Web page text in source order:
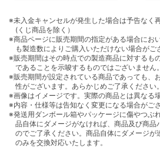
※未入金キャンセルが発生した場合は予告なく
(くじ商品を除く）
※商品ページに販売期間の指定がある場合にお
も製造数によりご購入いただけない場合がご
※販売期間はその時点での製造商品に対するも
であることを示唆するものではございません。
※販売期間が設定されている商品であっても、
性がございます。あらかじめご了承ください。
※画像はイメージです。実際の商品とは異なる
※内容・仕様等は告知なく変更になる場合がござ
※発送用ダンボール箱やパッケージに傷やつぶ
品自体にダメージがなければ、商品及び商品
のでご了承ください。商品自体にダメージ
のみを交換対応いたします。